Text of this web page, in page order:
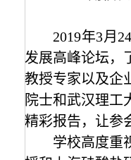
2019年3月 24
发展高峰论坛，
教授专家以及企
院士和武汉理工
精彩报告，让参
学校高度重